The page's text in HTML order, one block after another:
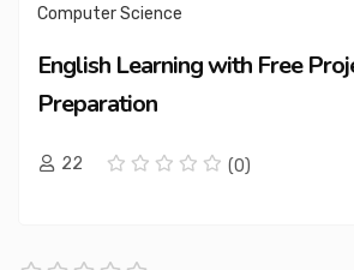
Computer Science
English Learning with Free
Preparation
22 (0)